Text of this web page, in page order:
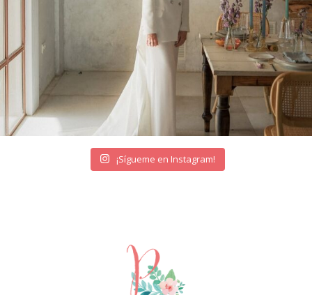
¡Sígueme en Instagram!